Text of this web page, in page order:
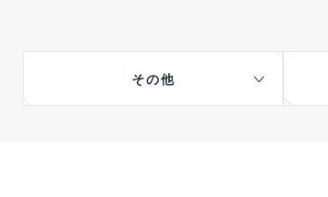
その他